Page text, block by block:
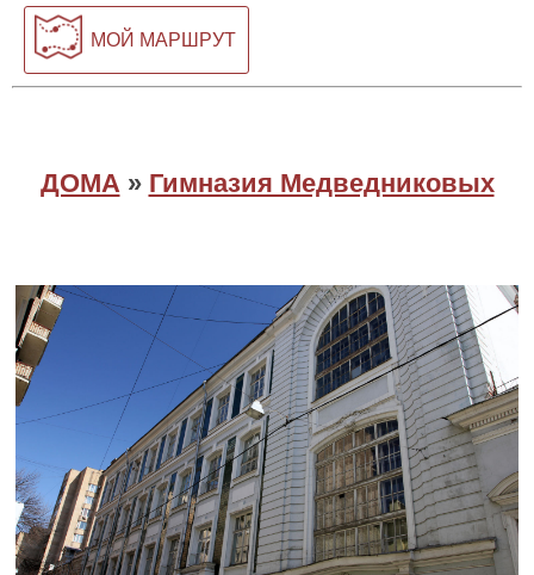
МОЙ МАРШРУТ
ДОМА » Гимназия Медведниковых